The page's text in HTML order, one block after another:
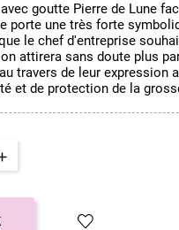
goutte Pierre de Lune
porte une très forte
le chef d'entreprise
attirera sans doute plus
travers de leur expression
et de protection de la